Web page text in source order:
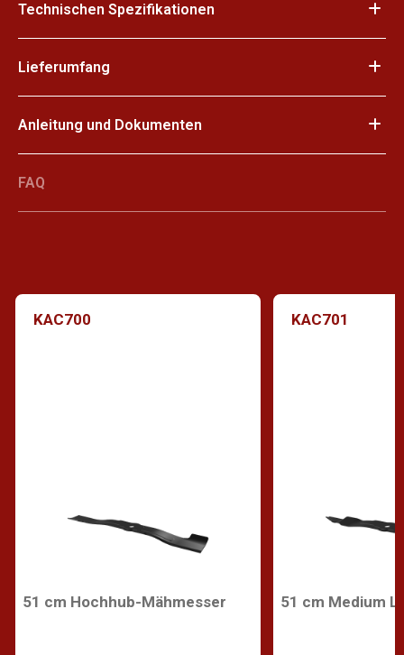
Technischen Spezifikationen
Lieferumfang
Anleitung und Dokumenten
FAQ
KAC700
51 cm Hochhub-Mähmesser
KAC701
51 cm Medium